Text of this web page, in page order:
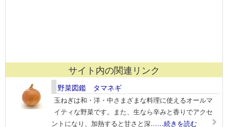
サイト内の関連リンク
野菜図鑑 タマネギ
玉ねぎは和・洋・中さまざまな料理に使えるオールマ
イティな野菜です。また、生なら辛みと香りでアクセ
ントになり、加熱すると甘さと深……続きを読む